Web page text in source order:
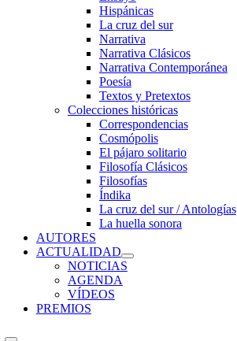
Hispánicas
La cruz del sur
Narrativa
Narrativa Clásicos
Narrativa Contemporánea
Poesía
Textos y Pretextos
Colecciones históricas
Correspondencias
Cosmópolis
El pájaro solitario
Filosofía Clásicos
Filosofías
Índika
La cruz del sur / Antologías
La huella sonora
AUTORES
ACTUALIDAD
NOTICIAS
AGENDA
VÍDEOS
PREMIOS